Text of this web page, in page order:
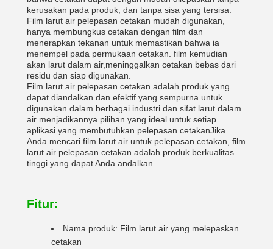
kerusakan pada produk, dan tanpa sisa yang tersisa.
Film larut air pelepasan cetakan mudah digunakan,
hanya membungkus cetakan dengan film dan
menerapkan tekanan untuk memastikan bahwa ia
menempel pada permukaan cetakan. film kemudian
akan larut dalam air,meninggalkan cetakan bebas dari
residu dan siap digunakan.
Film larut air pelepasan cetakan adalah produk yang
dapat diandalkan dan efektif yang sempurna untuk
digunakan dalam berbagai industri.dan sifat larut dalam
air menjadikannya pilihan yang ideal untuk setiap
aplikasi yang membutuhkan pelepasan cetakanJika
Anda mencari film larut air untuk pelepasan cetakan, film
larut air pelepasan cetakan adalah produk berkualitas
tinggi yang dapat Anda andalkan.
Fitur:
Nama produk: Film larut air yang melepaskan
cetakan